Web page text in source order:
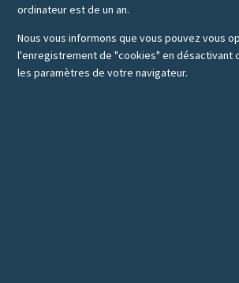
ordinateur est de un an.
Nous vous informons que vous pouvez vous
l'enregistrement de "cookies" en désactivant
les paramètres de votre navigateur.